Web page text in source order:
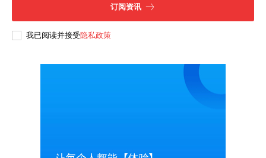
订阅资讯
我已阅读并接受隐私政策